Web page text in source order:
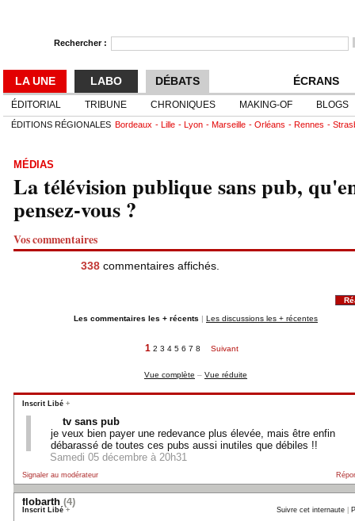
Rechercher :
LA UNE LABO DÉBATS ÉCRANS
ÉDITORIAL TRIBUNE CHRONIQUES MAKING-OF BLOGS
ÉDITIONS RÉGIONALES Bordeaux Lille Lyon Marseille Orléans Rennes
MÉDIAS
La télévision publique sans pub,
pensez-vous ?
Vos commentaires
338 commentaires affichés.
Les commentaires les + récents | Les discussions les + récentes
1 2 3 4 5 6 7 8 Suivant
Vue complète – Vue réduite
Inscrit Libé +
tv sans pub
je veux bien payer une redevance plus élevée, mais être enfin
débarassé de toutes ces pubs aussi inutiles que débiles !!
Samedi 05 décembre à 20h31
Signaler au modérateur
flobarth (4)
Inscrit Libé+ Suivre cet internaute